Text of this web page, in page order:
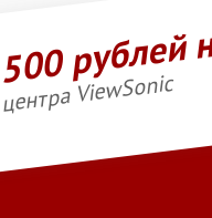
ViewSonic